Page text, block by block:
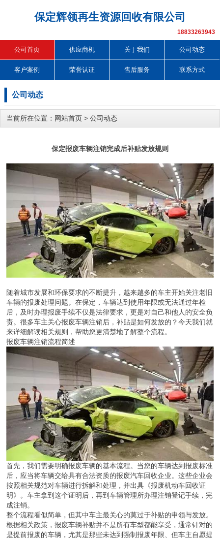
保定辉领再生资源回收有限公司
18833263943
公司首页 供应商机 关于我们 公司动态
客户案例 荣誉认证 售后服务 联系方式
公司动态
当前所在位置： 网站首页 > 公司动态
保定报废车辆注销完成后补贴发放规则
随着城市发展和环保要求的不断提升，越来越多的车主开始关注老旧
车辆的报废处理问题。在保定，车辆达到使用年限或无法通过年检
后，及时办理报废手续不仅是法律要求，更是对自己和他人的安全负
责。很多车主关心报废车辆注销后，补贴是如何发放的？今天我们就
来详细解读相关规则，帮助您更清楚地了解整个流程。
报废车辆注销流程简述
首先，我们需要明确报废车辆的基本流程。当您的车辆达到报废标准
后，应当将车辆交给具有合法资质的报废汽车回收企业。这些企业会
按照相关规范对车辆进行拆解和处理，并出具《报废机动车回收证
明》。车主拿到这个证明后，再到车辆管理所办理注销登记手续，完
成注销。
整个流程看似简单，但其中车主最关心的莫过于补贴的申领与发放。
根据相关政策，报废车辆补贴并不是所有车型都能享受，通常针对的
是提前报废的车辆，尤其是那些未达到强制报废年限、但车主自愿提